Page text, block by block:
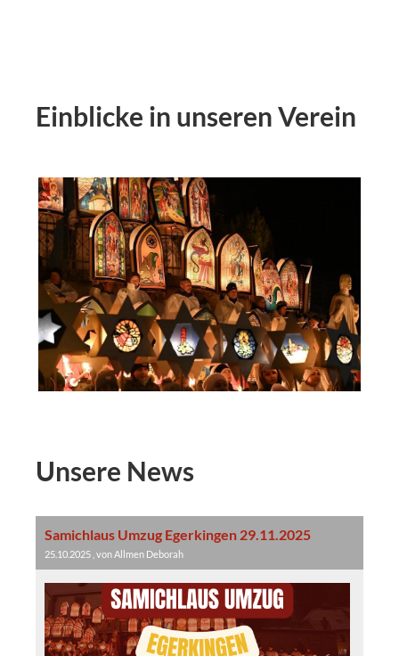
Einblicke in unseren Verein
Unsere News
Samichlaus Umzug Egerkingen 29.11.2025
25.10.2025 , von Allmen Deborah